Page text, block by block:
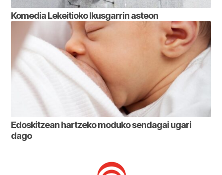
Komedia Lekeitioko Ikusgarrin asteon
Edoskitzean hartzeko moduko sendagai ugari
dago